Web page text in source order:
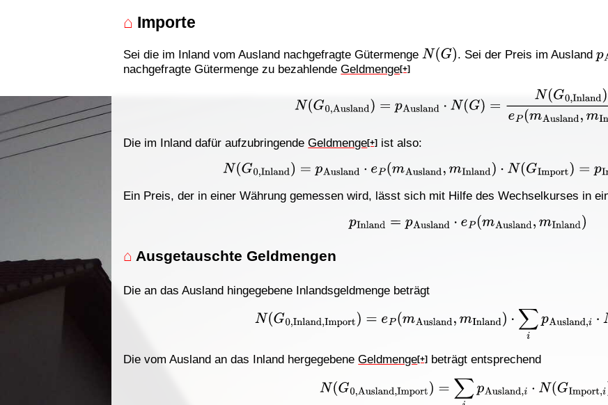
⌂ Importe
Sei die im Inland vom Ausland nachgefragte GütermengeN(G) . Sei der Preis im Ausland
nachgefragte Gütermenge zu bezahlendeGeldmenge[+]
,Ausland )= pAusland ⋅N G) =N(G0 ,Inland)eP(m
Die im Inland dafür aufzubringendeGeldmenge[+] ist also:
N(G0,Inland )= pAusland ⋅eP(mAusland,mInland )⋅N(GImport )= p
Ein Preis, der in einer Währung gemessen wird, lässt sich mit Hilfe des Wechselkurses in
pInland =p Ausland eP(mAusland ,mInland
⌂ Ausgetauschte Geldmengen
Die an das Ausland hingegebene Inlandsgeldmenge beträgt
N (G0,Inland,Import)=eP(mAusland,mInland ⋅∑ ipAusland i ⋅
Die vom Ausland an das Inland hergegebeneGeldmenge[+] beträgt entsprechend
N (G0,Ausland,Import) =∑ pAusland i N (GImport,i